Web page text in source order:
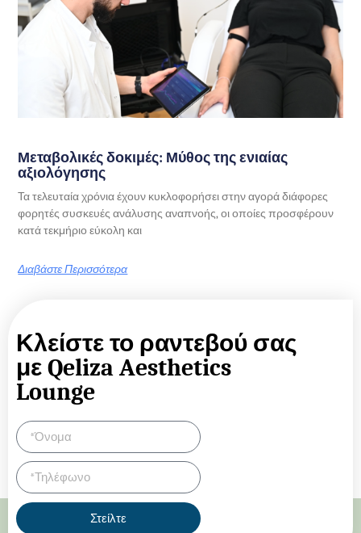
Μεταβολικές δοκιμές: Μύθος της ενιαίας
αξιολόγησης
Τα τελευταία χρόνια έχουν κυκλοφορήσει στην αγορά διάφορες
φορητές συσκευές ανάλυσης αναπνοής, οι οποίες προσφέρουν
κατά τεκμήριο εύκολη και
Διαβάστε Περισσότερα
Κλείστε το ραντεβού σας
με Qeliza Aesthetics
Lounge
Στείλτε